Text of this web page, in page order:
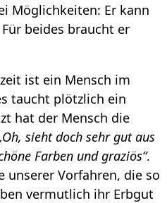
Möglichkeiten: Er kann
beides braucht er
ist ein Mensch im
taucht plötzlich ein
hat der Mensch die
sieht doch sehr gut aus
Farben und graziös“.
unserer Vorfahren, die so
vermutlich ihr Erbgut